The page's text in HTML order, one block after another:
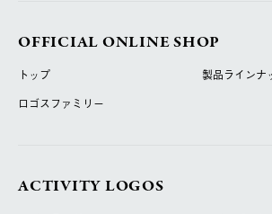
OFFICIAL ONLINE SHOP
トップ
製品ラインナ
ロゴスファミリー
ACTIVITY LOGOS